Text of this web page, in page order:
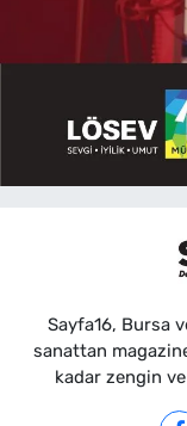
Sayfa16, Bursa
sanattan
kadar zengin